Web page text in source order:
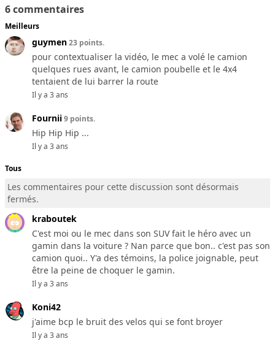
6 commentaires
Meilleurs
guymen23 points.
pour contextualiser la vidéo, le mec a volé le camion
quelques rues avant, le camion poubelle et le 4x4
tentaient de lui barrer la route
Il y a 3 ans
Fournii9 points.
Hip Hip Hip ...
Il y a 3 ans
Tous
Les commentaires pour cette discussion sont désormais
fermés.
kraboutek
C'est moi ou le mec dans son SUV fait le héro avec un
gamin dans la voiture ? Nan parce que bon.. c'est pas son
camion quoi.. Y'a des témoins, la police joignable, peut
être la peine de choquer le gamin.
Il y a 3 ans
Koni42
j'aime bcp le bruit des velos qui se font broyer
Il y a 3 ans